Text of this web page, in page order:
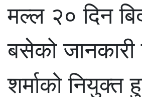
मल्ल २० दिन
बसेको जानकारी
शर्माको नियुक्त